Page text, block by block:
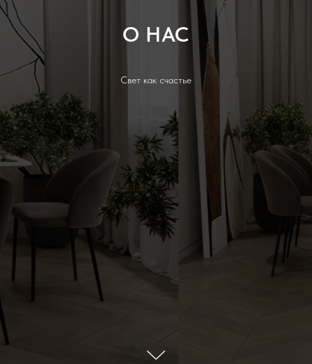
О НАС
Свет как счастье